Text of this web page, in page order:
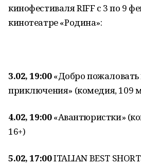
кинофестиваля RIFF с 3 по 9
кинотеатре «Родина»:
3.02, 19:00«Добро
приключения» (комедия, 109
4.02, 19:00«Авантюристки»
16+)
5.02, 17:00ITALIAN BEST